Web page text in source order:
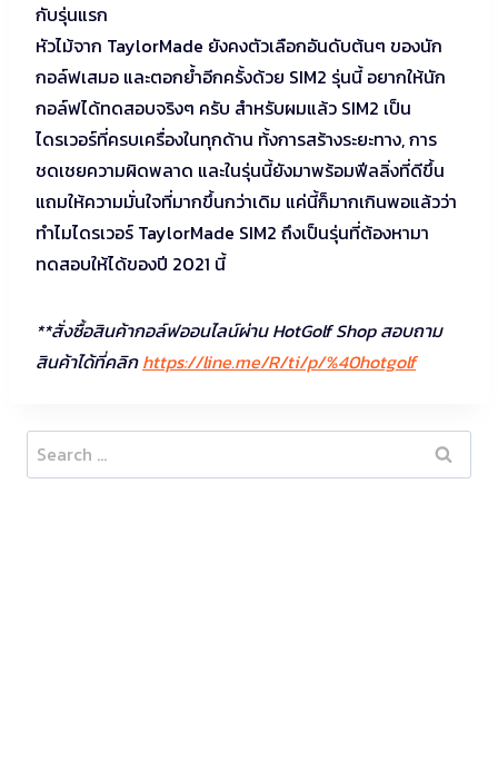
กับรุ่นแรก
หัวไม้จาก TaylorMade ยังคงตัวเลือกอันดับต้นๆ ของนัก
กอล์ฟเสมอ และตอกย้ำอีกครั้งด้วย SIM2 รุ่นนี้ อยากให้นัก
กอล์ฟได้ทดสอบจริงๆ ครับ สำหรับผมแล้ว SIM2 เป็น
ไดรเวอร์ที่ครบเครื่องในทุกด้าน ท้้งการสร้างระยะทาง, การ
ชดเชยความผิดพลาด และในรุ่นนี้ยังมาพร้อมฟีลลิ่งที่ดีขึ้น
แถมให้ความมั่นใจที่มากขึ้นกว่าเดิม แค่นี้ก็มากเกินพอแล้วว่า
ทำไมไดรเวอร์ TaylorMade SIM2 ถึงเป็นรุ่นที่ต้องหามา
ทดสอบให้ได้ของปี 2021 นี้
**สั่งซื้อสินค้ากอล์ฟออนไลน์ผ่าน HotGolf Shop สอบถาม
สินค้าได้ที่คลิกhttps://line.me/R/ti/p/%40hotgolf
Search
for: